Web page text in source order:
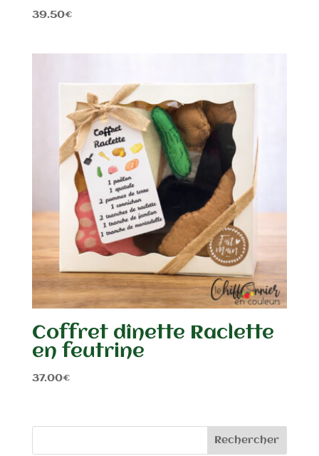
39.50€
Coffret dînette Raclette
en feutrine
37.00€